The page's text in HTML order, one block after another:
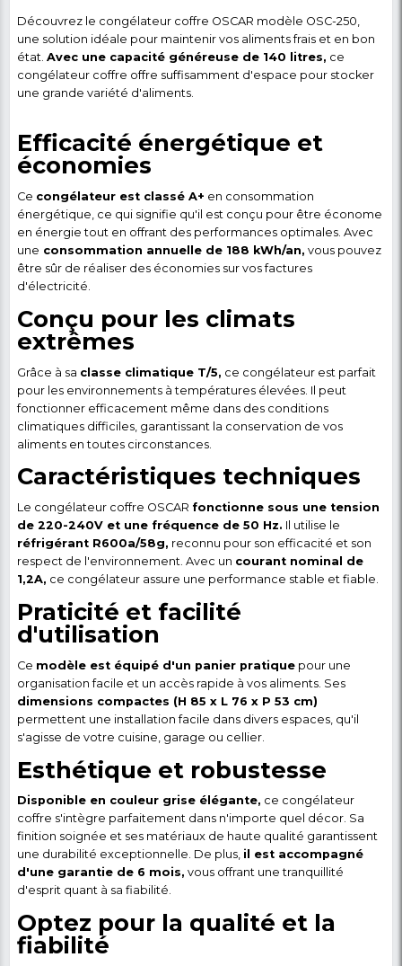
Marque Modèle Category SubCategory
OSCAR
OSC-
Gros
Congélateur coffre - OSCAR - OSC-250 - 140
Détail du produit
Congélateur coffre -
OSC-250 - 140 Litres - A+
- Garantie 6 mois
Découvrez le congélateur coffre OSCAR modèle
une solution idéale pour maintenir vos aliments frais
état.Avec une capacité généreuse de 140
une grande variété d'aliments.
Efficacité énergétique
économies
Cecongélateur est classé A+
énergétique, ce qui signifie qu'il est conçu pour
uneconsommation annuelle de 188 kWh/an,
être sûr de réaliser des économies sur vos factures
d'électricité.
Conçu pour les climats
extrêmes
Grâce à saclasse climatique T/5, ce congélateur
pour les environnements à températures élevées. Il
fonctionner efficacement même dans des
climatiques difficiles, garantissant la conservation
aliments en toutes circonstances.
Caractéristiques